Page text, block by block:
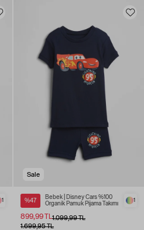
1
Sale
%47
Bebek | Disney Cars %100
Organik Pamuk Pijama Takımı
1.099,99 TL
899,99 TL
1
1.699,95 TL